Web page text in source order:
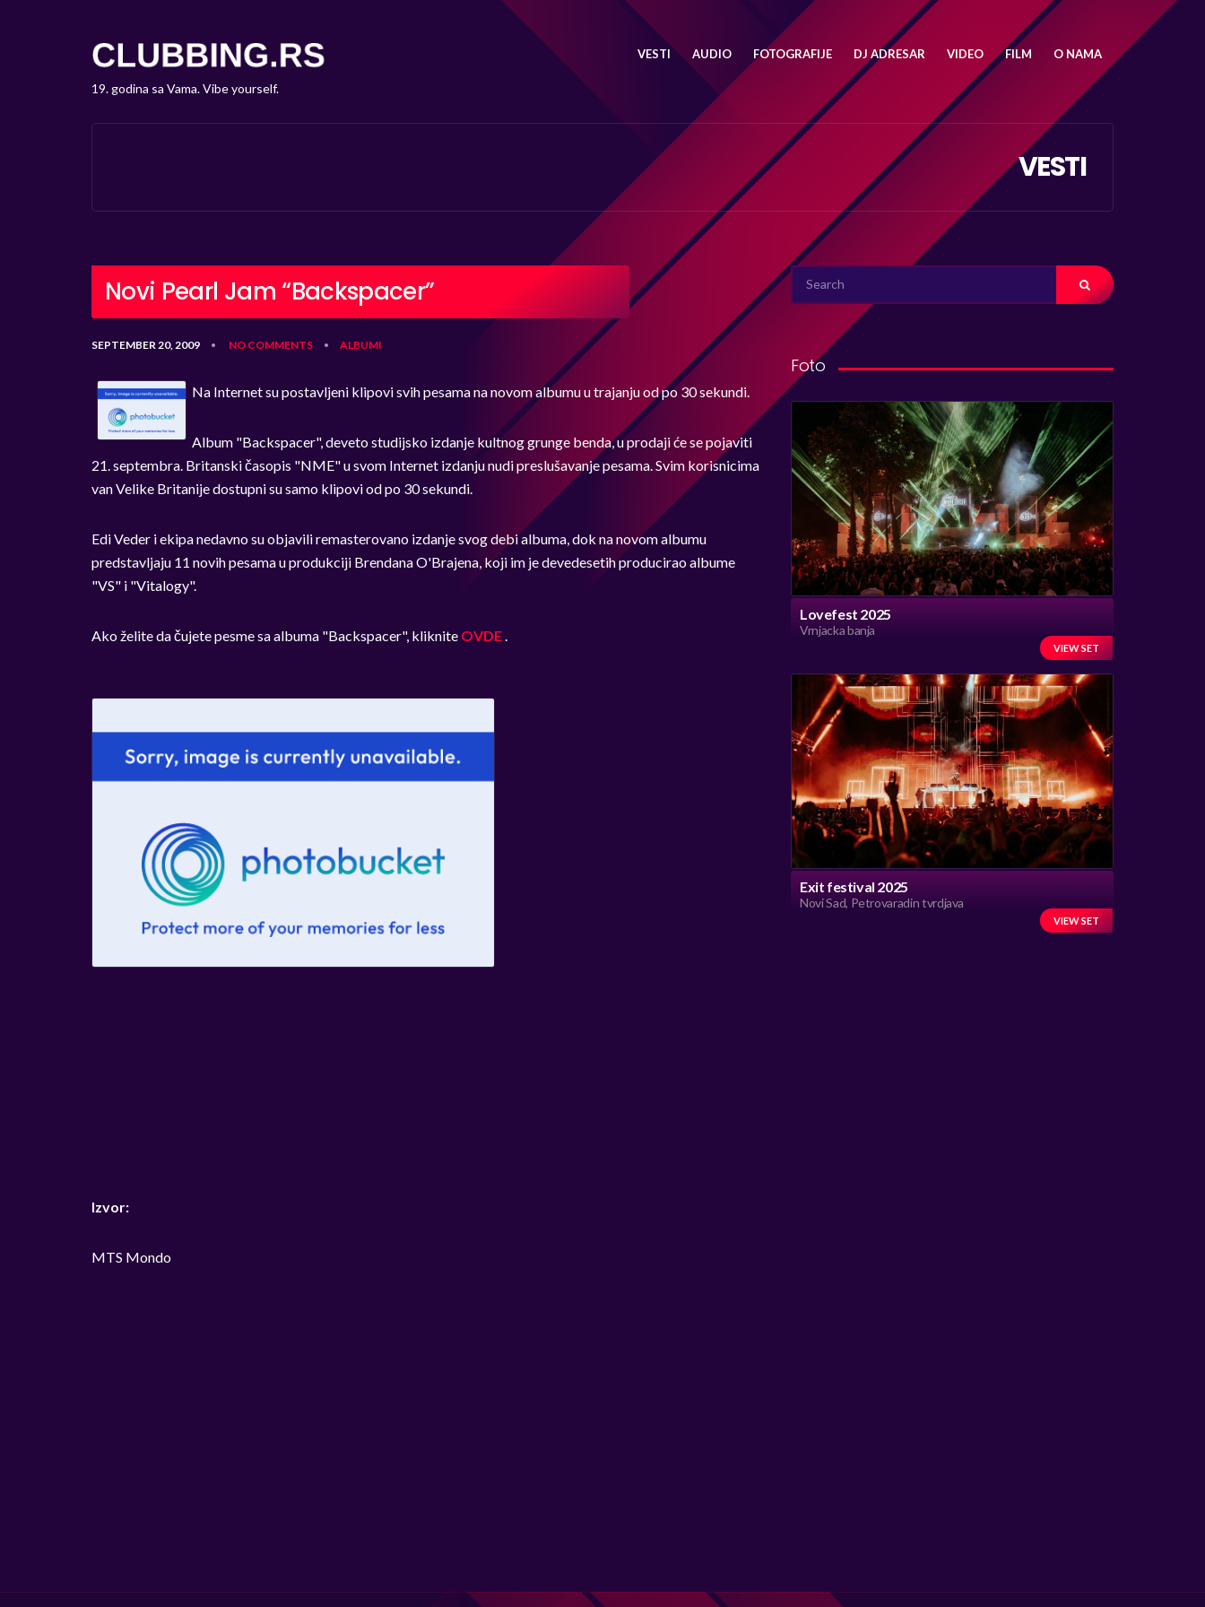
19. godina sa Vama. Vibe yourself.
VESTI AUDIO FOTOGRAFIJE DJ ADRESAR VIDEO FILM O NAMA
VESTI
Novi Pearl Jam “Backspacer”
SEPTEMBER 20, 2009 • NO COMMENTS • ALBUMI
Na Internet su postavljeni klipovi svih pesama na novom albumu u trajanju od po 30 sekundi.
Album "Backspacer", deveto studijsko izdanje kultnog grunge benda, u prodaji će se pojaviti
21. septembra. Britanski časopis "NME" u svom Internet izdanju nudi preslušavanje pesama. Svim korisnicima
van Velike Britanije dostupni su samo klipovi od po 30 sekundi.
Edi Veder i ekipa nedavno su objavili remasterovano izdanje svog debi albuma, dok na novom albumu
predstavljaju 11 novih pesama u produkciji Brendana O'Brajena, koji im je devedesetih producirao albume
"VS" i "Vitalogy".
Ako želite da čujete pesme sa albuma "Backspacer", kliknite OVDE.
Izvor:
MTS Mondo
SEARCH
FOR:
Foto
Lovefest 2025
Vrnjacka banja
VIEW SET
Exit festival 2025
Novi Sad, Petrovaradin tvrdjava
VIEW SET